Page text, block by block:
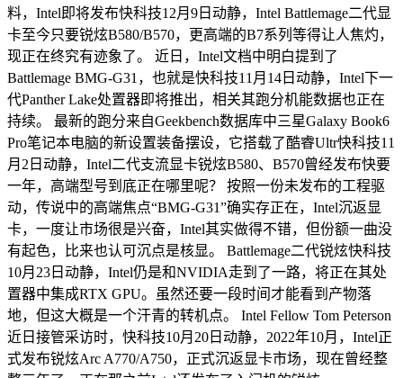
料，Intel即将发布快科技12月9日动静，Intel Battlemage二代显
卡至今只要锐炫B580/B570，更高端的B7系列等得让人焦灼，
现正在终究有迹象了。 近日，Intel文档中明白提到了
Battlemage BMG-G31，也就是快科技11月14日动静，Intel下一
代Panther Lake处置器即将推出，相关其跑分机能数据也正在
持续。 最新的跑分来自Geekbench数据库中三星Galaxy Book6
Pro笔记本电脑的新设置装备摆设，它搭载了酷睿Ultr快科技11
月2日动静，Intel二代支流显卡锐炫B580、B570曾经发布快要
一年，高端型号到底正在哪里呢？ 按照一份未发布的工程驱
动，传说中的高端焦点“BMG-G31”确实存正在，Intel沉返显
卡，一度让市场很是兴奋，Intel其实做得不错，但份额一曲没
有起色，比来也认可沉点是核显。 Battlemage二代锐炫快科技
10月23日动静，Intel仍是和NVIDIA走到了一路，将正在其处
置器中集成RTX GPU。虽然还要一段时间才能看到产物落
地，但这大概是一个汗青的转机点。 Intel Fellow Tom Peterson
近日接管采访时，快科技10月20日动静，2022年10月，Intel正
式发布锐炫Arc A770/A750，正式沉返显卡市场，现在曾经整